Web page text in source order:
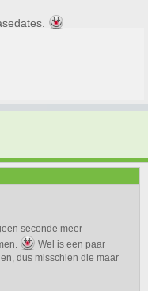
seconde meer
Wel is een paar
dus misschien die maar